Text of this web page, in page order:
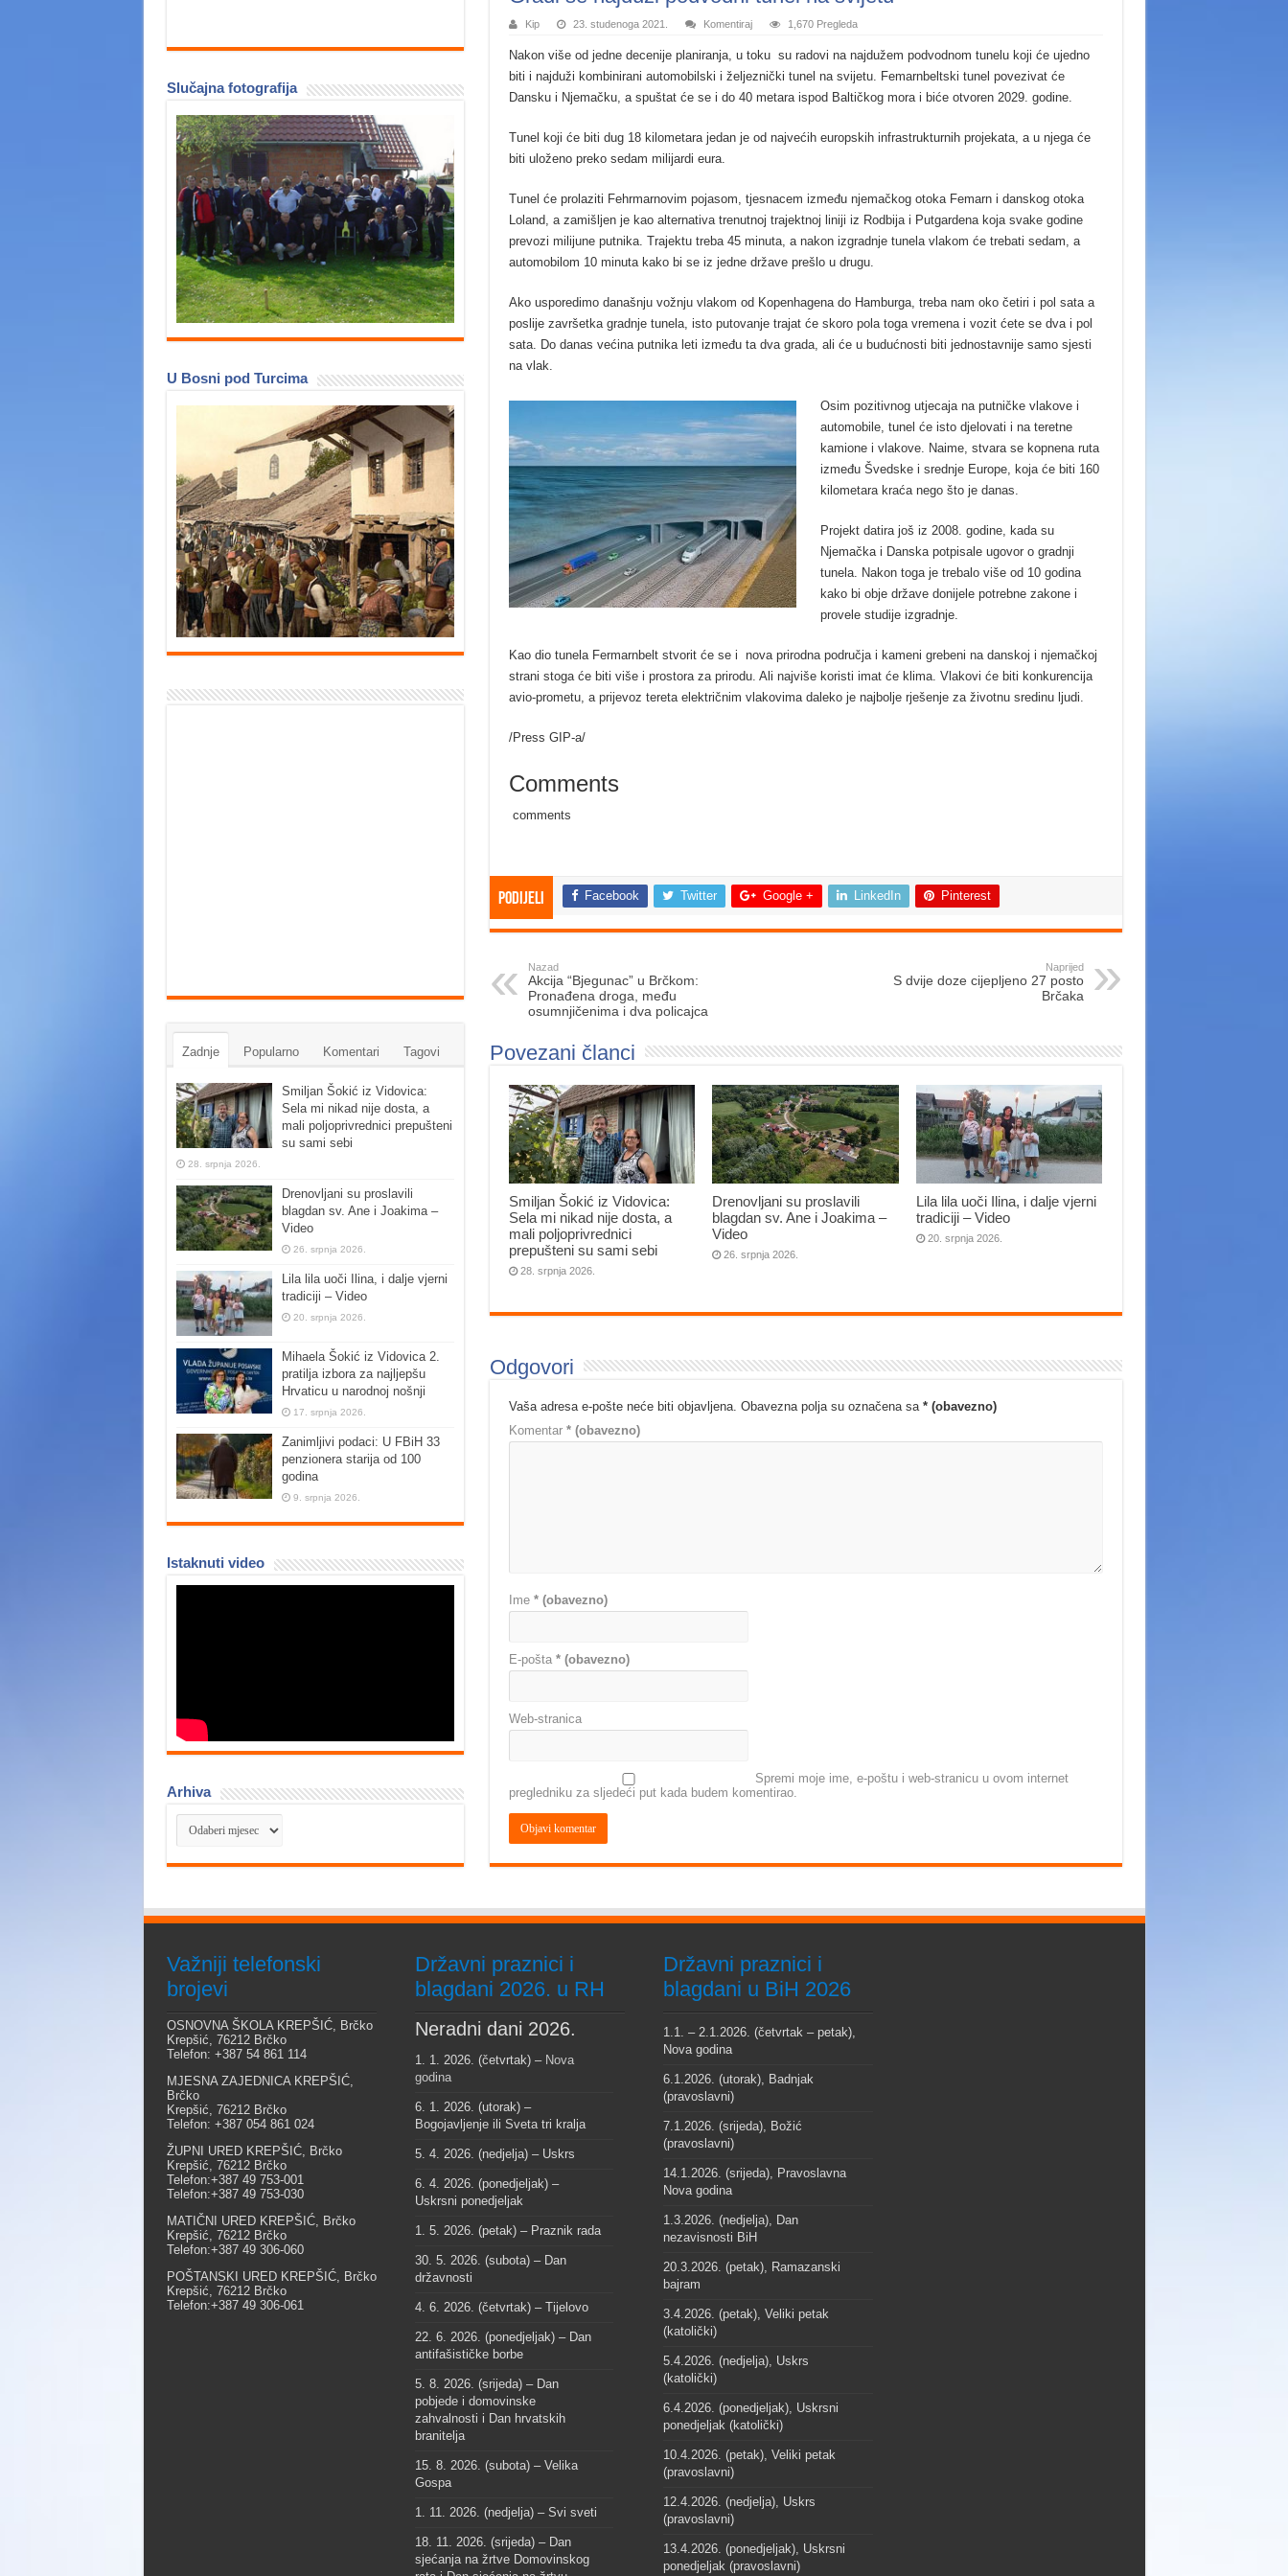
Kip 23. studenoga 2021. Komentiraj 1,670 Pregleda
Nakon više od jedne decenije planiranja, u toku su radovi na najdužem podvodnom tunelu koji će ujedno
biti i najduži kombinirani automobilski i željeznički tunel na svijetu. Femarnbeltski tunel povezivat će
Dansku i Njemačku, a spuštat će se i do 40 metara ispod Baltičkog mora i biće otvoren 2029. godine.
Tunel koji će biti dug 18 kilometara jedan je od najvećih europskih infrastrukturnih projekata, a u njega će
biti uloženo preko sedam milijardi eura.
Tunel će prolaziti Fehrmarnovim pojasom, tjesnacem između njemačkog otoka Femarn i danskog otoka
Loland, a zamišljen je kao alternativa trenutnoj trajektnoj liniji iz Rodbija i Putgardena koja svake godine
prevozi milijune putnika. Trajektu treba 45 minuta, a nakon izgradnje tunela vlakom će trebati sedam, a
automobilom 10 minuta kako bi se iz jedne države prešlo u drugu.
Ako usporedimo današnju vožnju vlakom od Kopenhagena do Hamburga, treba nam oko četiri i pol sata a
poslije završetka gradnje tunela, isto putovanje trajat će skoro pola toga vremena i vozit ćete se dva i pol
sata. Do danas većina putnika leti između ta dva grada, ali će u budućnosti biti jednostavnije samo sjesti
na vlak.
Osim pozitivnog utjecaja na putničke vlakove i
automobile, tunel će isto djelovati i na teretne
kamione i vlakove. Naime, stvara se kopnena ruta
između Švedske i srednje Europe, koja će biti 160
kilometara kraća nego što je danas.
Projekt datira još iz 2008. godine, kada su
Njemačka i Danska potpisale ugovor o gradnji
tunela. Nakon toga je trebalo više od 10 godina
kako bi obje države donijele potrebne zakone i
provele studije izgradnje.
Kao dio tunela Fermarnbelt stvorit će se i nova prirodna područja i kameni grebeni na danskoj i njemačkoj
strani stoga će biti više i prostora za prirodu. Ali najviše koristi imat će klima. Vlakovi će biti konkurencija
avio-prometu, a prijevoz tereta električnim vlakovima daleko je najbolje rješenje za životnu sredinu ljudi.
/Press GIP-a/
Comments
comments
Podijeli Facebook Twitter Google + LinkedIn Pinterest
Nazad
Akcija “Bjegunac” u Brčkom:
Pronađena droga, među
osumnjičenima i dva policajca
Naprijed
S dvije doze cijepljeno 27 posto
Brčaka
Povezani članci
Smiljan Šokić iz Vidovica:
Sela mi nikad nije dosta, a
mali poljoprivrednici
prepušteni su sami sebi
28. srpnja 2026.
Drenovljani su proslavili
blagdan sv. Ane i Joakima –
Video
26. srpnja 2026.
Lila lila uoči Ilina, i dalje vjerni
tradiciji – Video
20. srpnja 2026.
Odgovori
Vaša adresa e-pošte neće biti objavljena. Obavezna polja su označena sa * (obavezno)
Komentar * (obavezno)
Ime * (obavezno)
E-pošta * (obavezno)
Web-stranica
Spremi moje ime, e-poštu i web-stranicu u ovom internet
pregledniku za sljedeći put kada budem komentirao.
Slučajna fotografija
U Bosni pod Turcima
Zadnje Popularno Komentari Tagovi
Smiljan Šokić iz Vidovica:
Sela mi nikad nije dosta, a
mali poljoprivrednici prepušteni
su sami sebi
28. srpnja 2026.
Drenovljani su proslavili
blagdan sv. Ane i Joakima –
Video
26. srpnja 2026.
Lila lila uoči Ilina, i dalje vjerni
tradiciji – Video
20. srpnja 2026.
Mihaela Šokić iz Vidovica 2.
pratilja izbora za najljepšu
Hrvaticu u narodnoj nošnji
17. srpnja 2026.
Zanimljivi podaci: U FBiH 33
penzionera starija od 100
godina
9. srpnja 2026.
Istaknuti video
Arhiva
Arhiva
Važniji telefonski
brojevi
OSNOVNA ŠKOLA KREPŠIĆ, Brčko
Krepšić, 76212 Brčko
Telefon: +387 54 861 114
MJESNA ZAJEDNICA KREPŠIĆ,
Brčko
Krepšić, 76212 Brčko
Telefon: +387 054 861 024
ŽUPNI URED KREPŠIĆ, Brčko
Krepšić, 76212 Brčko
Telefon:+387 49 753-001
Telefon:+387 49 753-030
MATIČNI URED KREPŠIĆ, Brčko
Krepšić, 76212 Brčko
Telefon:+387 49 306-060
POŠTANSKI URED KREPŠIĆ, Brčko
Krepšić, 76212 Brčko
Telefon:+387 49 306-061
Državni praznici i
blagdani 2026. u RH
Neradni dani 2026.
1. 1. 2026. (četvrtak) – Nova
godina
6. 1. 2026. (utorak) –
Bogojavljenje ili Sveta tri kralja
5. 4. 2026. (nedjelja) – Uskrs
6. 4. 2026. (ponedjeljak) –
Uskrsni ponedjeljak
1. 5. 2026. (petak) – Praznik rada
30. 5. 2026. (subota) – Dan
državnosti
4. 6. 2026. (četvrtak) – Tijelovo
22. 6. 2026. (ponedjeljak) – Dan
antifašističke borbe
5. 8. 2026. (srijeda) – Dan
pobjede i domovinske
zahvalnosti i Dan hrvatskih
branitelja
15. 8. 2026. (subota) – Velika
Gospa
1. 11. 2026. (nedjelja) – Svi sveti
18. 11. 2026. (srijeda) – Dan
sjećanja na žrtve Domovinskog
Državni praznici i
blagdani u BiH 2026
1.1. – 2.1.2026. (četvrtak – petak),
Nova godina
6.1.2026. (utorak), Badnjak
(pravoslavni)
7.1.2026. (srijeda), Božić
(pravoslavni)
14.1.2026. (srijeda), Pravoslavna
Nova godina
1.3.2026. (nedjelja), Dan
nezavisnosti BiH
20.3.2026. (petak), Ramazanski
bajram
3.4.2026. (petak), Veliki petak
(katolički)
5.4.2026. (nedjelja), Uskrs
(katolički)
6.4.2026. (ponedjeljak), Uskrsni
ponedjeljak (katolički)
10.4.2026. (petak), Veliki petak
(pravoslavni)
12.4.2026. (nedjelja), Uskrs
(pravoslavni)
13.4.2026. (ponedjeljak), Uskrsni
ponedjeljak (pravoslavni)